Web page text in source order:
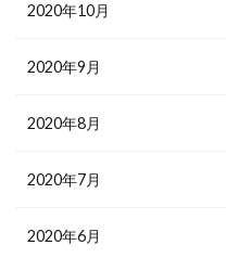
2020年10月
2020年9月
2020年8月
2020年7月
2020年6月